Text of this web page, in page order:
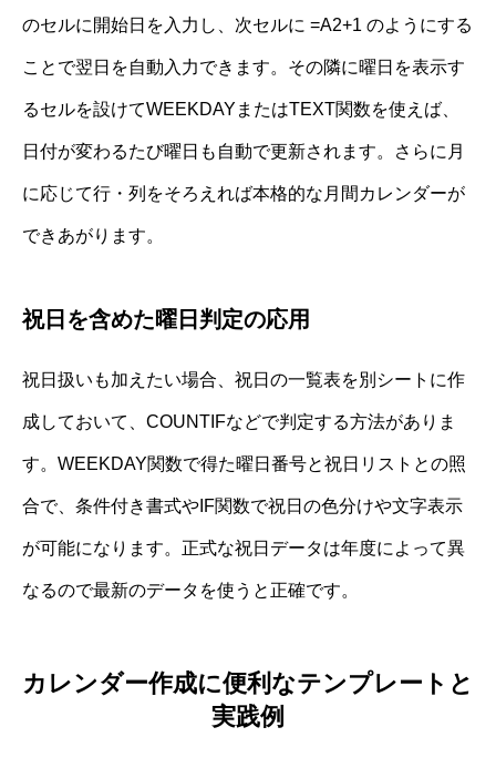
のセルに開始日を入力し、次セルに =A2+1 のようにする
ことで翌日を自動入力できます。その隣に曜日を表示す
るセルを設けてWEEKDAYまたはTEXT関数を使えば、
日付が変わるたび曜日も自動で更新されます。さらに月
に応じて行・列をそろえれば本格的な月間カレンダーが
できあがります。
祝日を含めた曜日判定の応用
祝日扱いも加えたい場合、祝日の一覧表を別シートに作
成しておいて、COUNTIFなどで判定する方法がありま
す。WEEKDAY関数で得た曜日番号と祝日リストとの照
合で、条件付き書式やIF関数で祝日の色分けや文字表示
が可能になります。正式な祝日データは年度によって異
なるので最新のデータを使うと正確です。
カレンダー作成に便利なテンプレートと
実践例